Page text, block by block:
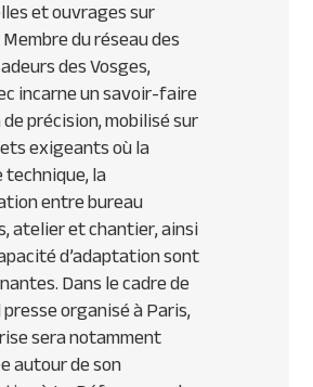
et ouvrages sur
du réseau des
des Vosges,
incarne un savoir-faire
précision, mobilisé sur
exigeants où la
la
entre bureau
atelier et chantier, ainsi
d’adaptation sont
Dans le cadre de
presse organisé à Paris,
sera notamment
autour de son